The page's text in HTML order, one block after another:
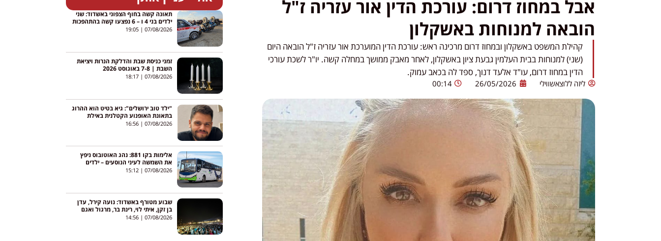
אבל במחוז דרום: עורכת הדין אור עזריה ז"ל
הובאה למנוחות באשקלון
קהילת המשפט באשקלון ובמחוז דרום מרכינה ראש: עורכת הדין המוערכת אור עזריה ז"ל הובאה היום
(שני) למנוחות בבית העלמין גבעת ציון באשקלון, לאחר מאבק ממושך במחלה קשה. יו"ר לשכת עורכי
הדין במחוז דרום, עו"ד אלעד דנוך, ספד לה בכאב עמוק.
ליזה ללוצאשווילי 26/05/2026
00:14
תאונה קשה בחוף הצפוני באשדוד: שני
ילדים בני 4 ו – 6 נפצעו קשה בהתהפכות
טרקטורון באגי
07/08/2026
19:05
זמני כניסת שבת והדלקת הנרות ויציאת
השבת | 7-8 באוגוסט 2026
07/08/2026
18:17
"ילד טוב ירושלים": גיא בטיט הוא ההרוג
בתאונת האופנוע הקטלנית באילת
07/08/2026
16:56
אלימות בקו 881: נהג האוטובוס ניפץ
את השמשה לעיני הנוסעים – ילדים
צרחו; הנהג הושעה
07/08/2026
15:12
שבוע מטורף באשדוד: נועה קירל, עדן
בן זקן, איתי לוי, רינת בר, מרגול ואגם
בוחבוט – והכניסה חופשית
07/08/2026
14:56